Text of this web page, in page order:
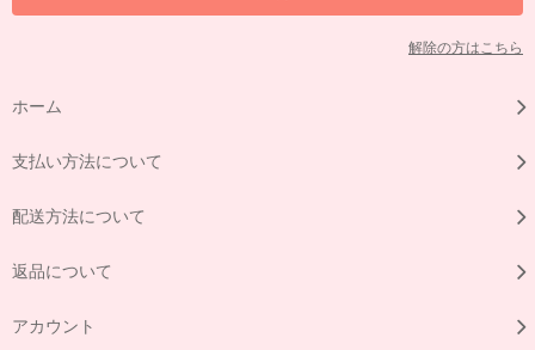
解除の方はこちら
ホーム
支払い方法について
配送方法について
返品について
アカウント